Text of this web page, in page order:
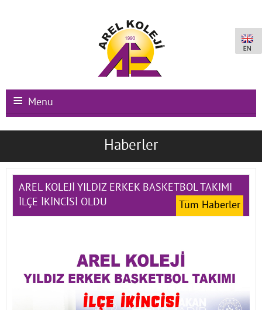
Menu
Ana Sayfa
Okullarımız
Uluslararası Programlar
İletişim
Haberler
AREL KOLEJİ YILDIZ ERKEK BASKETBOL TAKIMI
İLÇE İKİNCİSİ OLDU
Tüm Haberler